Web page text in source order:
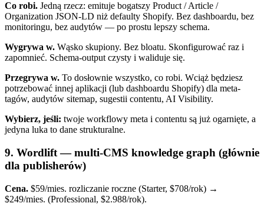
Co robi. Jedną rzecz: emituje bogatszy Product / Article /
Organization JSON-LD niż defaulty Shopify. Bez dashboardu, bez
monitoringu, bez audytów — po prostu lepszy schema.
Wygrywa w. Wąsko skupiony. Bez bloatu. Skonfigurować raz i
zapomnieć. Schema-output czysty i waliduje się.
Przegrywa w. To dosłownie wszystko, co robi. Wciąż będziesz
potrzebować innej aplikacji (lub dashboardu Shopify) dla meta-
tagów, audytów sitemap, sugestii contentu, AI Visibility.
Wybierz, jeśli: twoje workflowy meta i contentu są już ogarnięte, a
jedyna luka to dane strukturalne.
9. Wordlift — multi-CMS knowledge graph (głównie
dla publisherów)
Cena. $59/mies. rozliczanie roczne (Starter, $708/rok) →
$249/mies. (Professional, $2.988/rok).